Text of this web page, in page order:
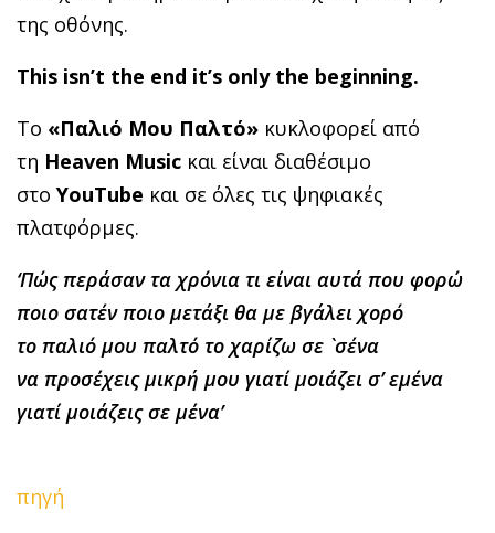
της οθόνης.
This isn’t the end it’s only the beginning.
Το «Παλιό Μου Παλτό» κυκλοφορεί από
τη Heaven Music και είναι διαθέσιμο
στο YouTube και σε όλες τις ψηφιακές
πλατφόρμες.
‘Πώς περάσαν τα χρόνια τι είναι αυτά που φορώ
ποιο σατέν ποιο μετάξι θα με βγάλει χορό
το παλιό μου παλτό το χαρίζω σε `σένα
να προσέχεις μικρή μου γιατί μοιάζει σ’ εμένα
γιατί μοιάζεις σε μένα’
πηγή